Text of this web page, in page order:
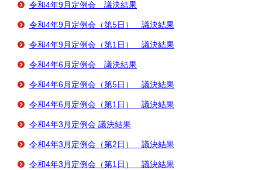
令和4年9月定例会 議決結果
令和4年9月定例会（第5日） 議決結果
令和4年9月定例会（第1日） 議決結果
令和4年6月定例会 議決結果
令和4年6月定例会（第5日） 議決結果
令和4年6月定例会（第1日） 議決結果
令和4年3月定例会 議決結果
令和4年3月定例会（第2日） 議決結果
令和4年3月定例会（第1日） 議決結果